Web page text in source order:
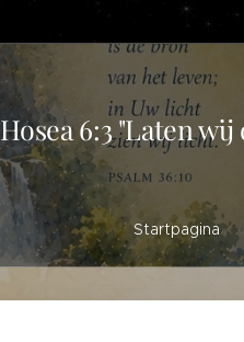
Hosea 6:3 "Laten
Startpagina